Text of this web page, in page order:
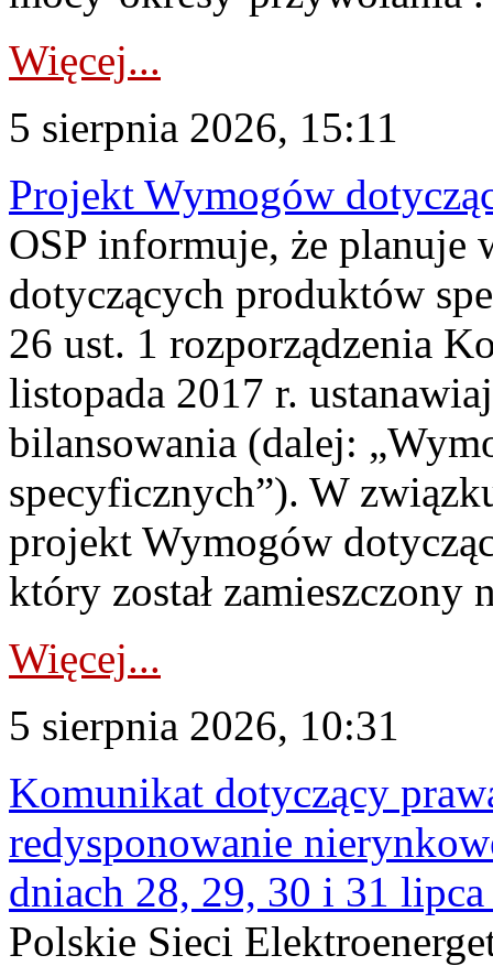
Więcej...
5 sierpnia 2026, 15:11
Projekt Wymogów
OSP informuje, że planuje
dotyczących produktów
26 ust. 1 rozporządzenia
listopada 2017 r.
bilansowania (dalej:
specyficznych”). W
projekt Wymogów
który został zamieszczony
Więcej...
5 sierpnia 2026, 10:31
Komunikat dotyczący
redysponowanie
dniach 28, 29, 30 i 31
Polskie Sieci